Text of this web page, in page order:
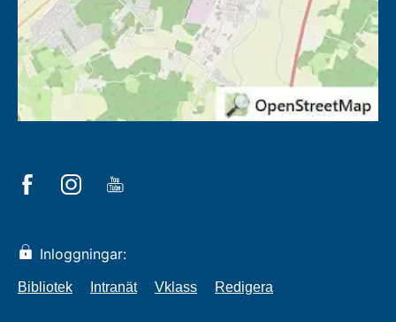
Inloggningar:
Bibliotek Intranät Vklass Redigera